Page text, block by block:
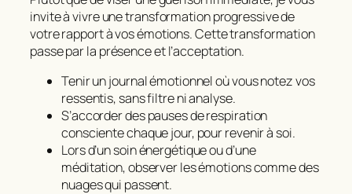
invite à vivre unetransformation progressivede
votre rapport à vos émotions. Cette transformation
passe par la présenceet l’acceptation.
Tenir un journal émotionnel où vous notez vos
ressentis, sans filtre ni analyse.
S’accorder des pauses de respiration
consciente chaque jour, pour revenir à soi.
Lors d’un soin énergétique ou d’une
méditation, observer les émotions comme des
nuages qui passent.